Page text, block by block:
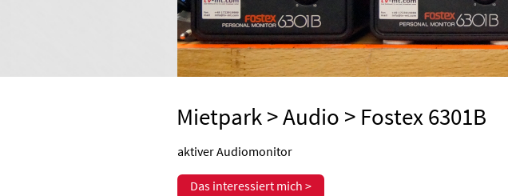
Mietpark>Audio > Fostex 6301B
aktiver Audiomonitor
Das interessiert mich >